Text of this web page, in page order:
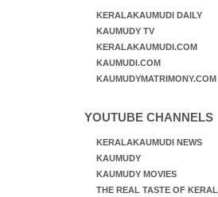
KERALAKAUMUDI DAILY
KAUMUDY TV
KERALAKAUMUDI.COM
KAUMUDI.COM
KAUMUDYMATRIMONY.COM
YOUTUBE CHANNELS
KERALAKAUMUDI NEWS
KAUMUDY
KAUMUDY MOVIES
THE REAL TASTE OF